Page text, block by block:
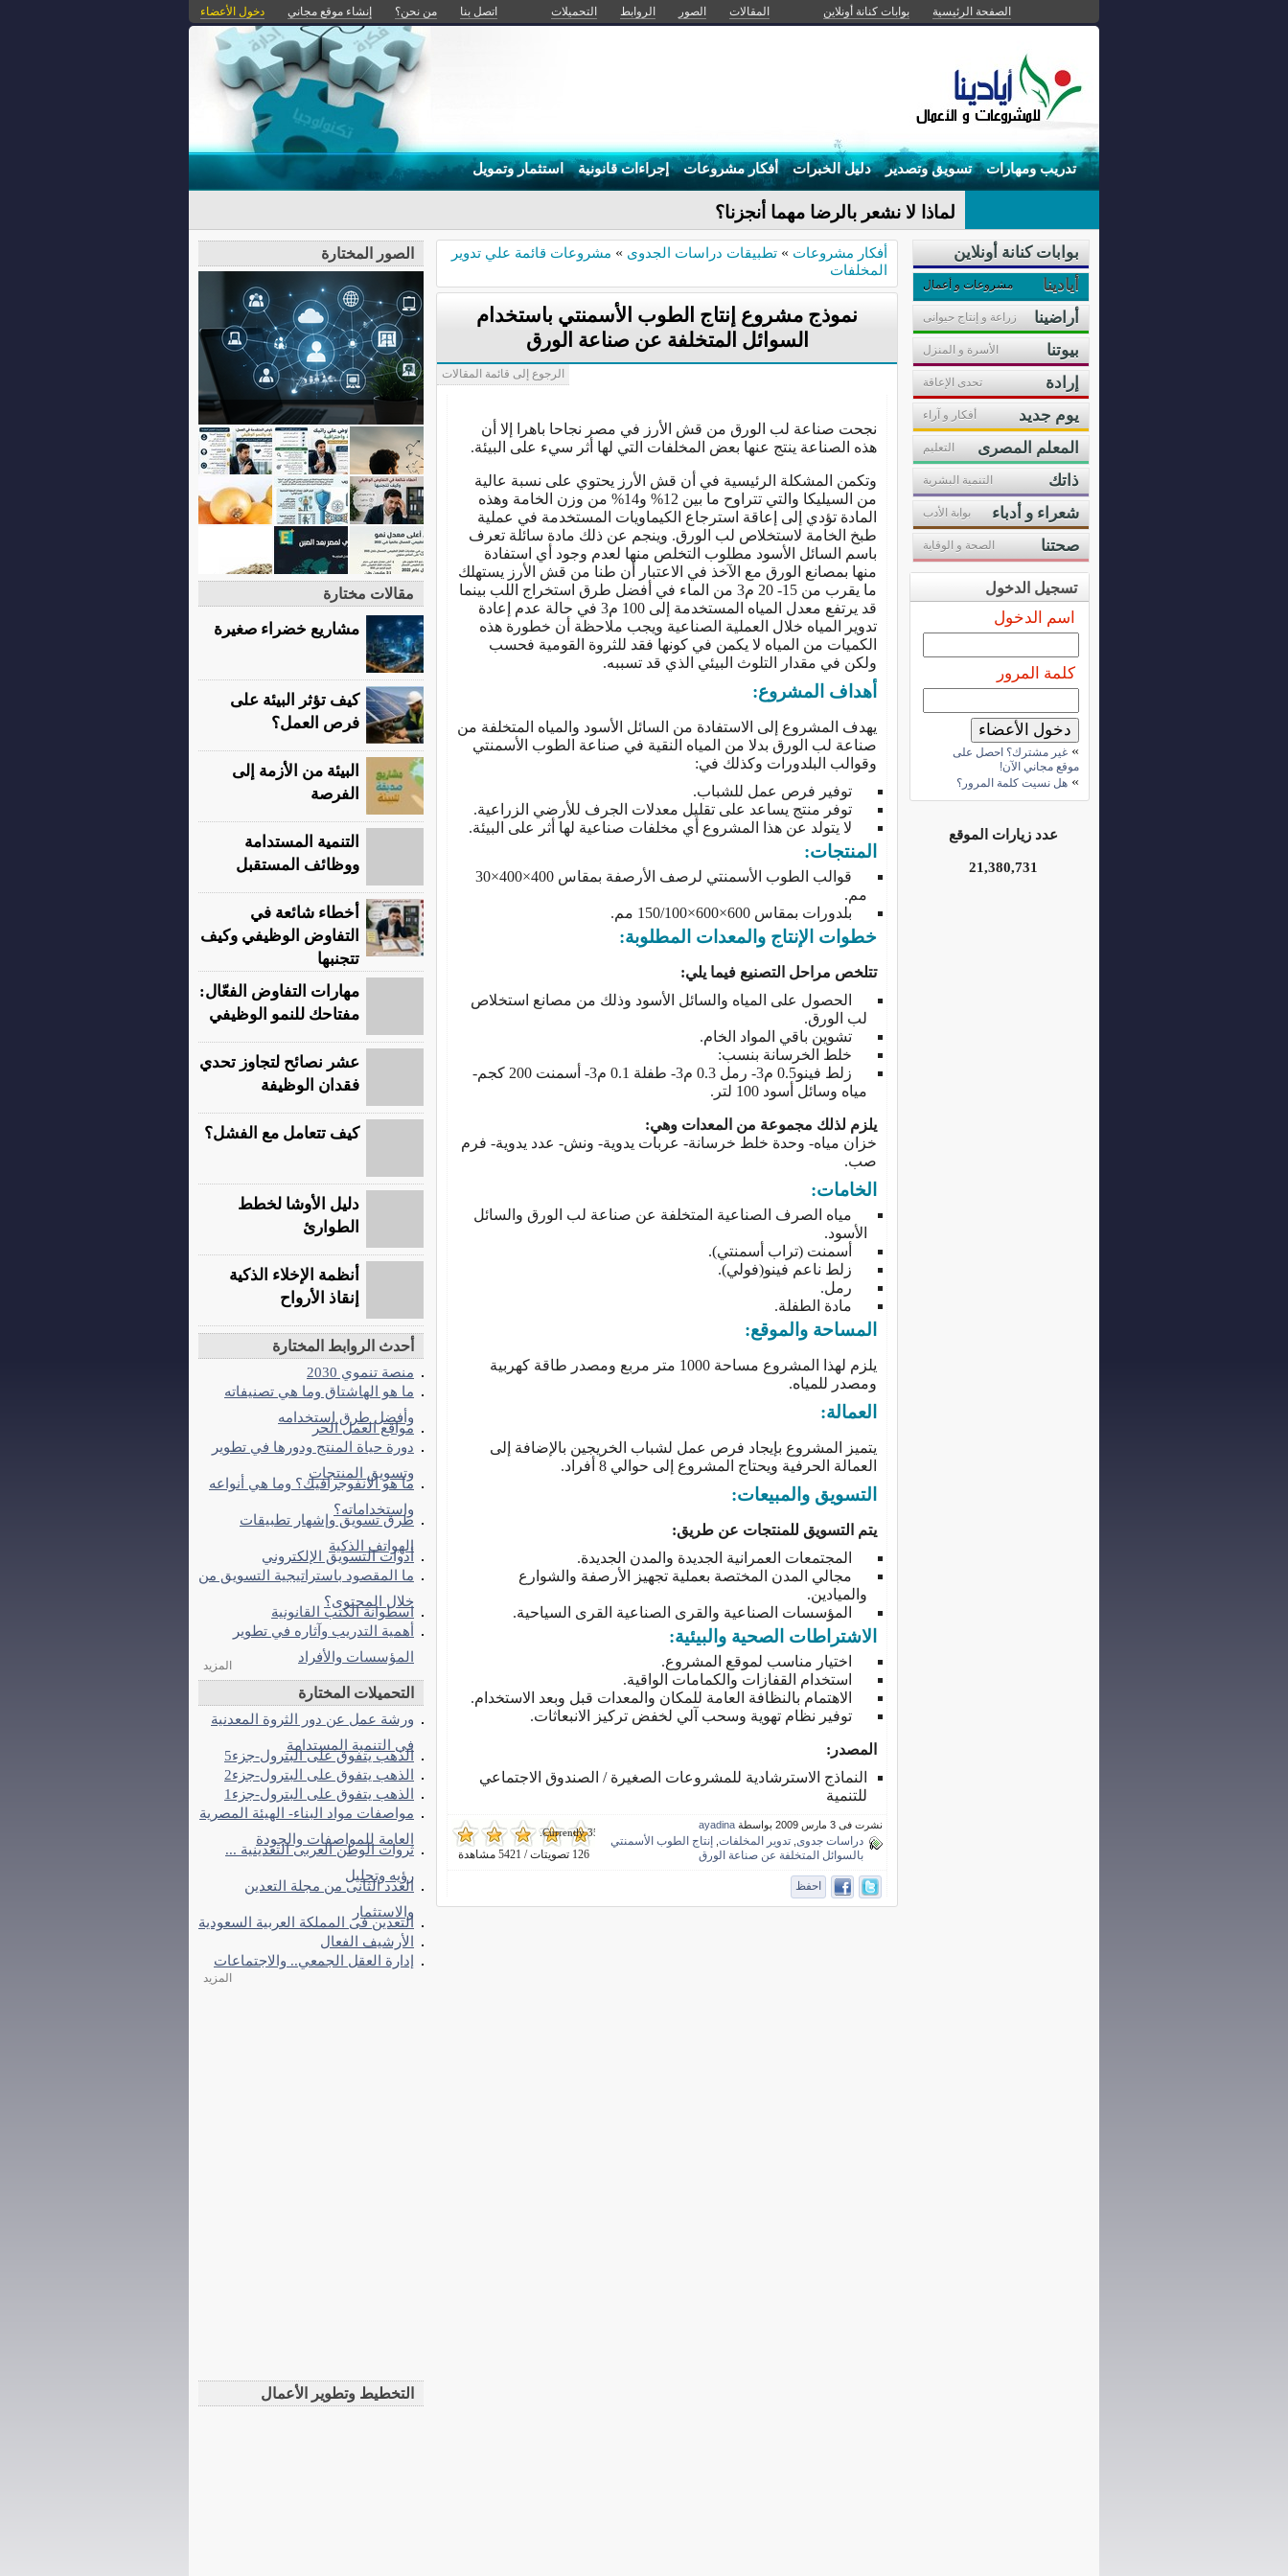
الصفحة الرئيسية بوابات كنانة أونلاين المقالات الصور الروابط التحميلات اتصل بنا من نحن؟ إنشاء موقع مجاني دخول الأعضاء
تدريب ومهارات تسويق وتصدير دليل الخبرات أفكار مشروعات إجراءات قانونية استثمار وتمويل
لماذا لا نشعر بالرضا مهما أنجزنا؟
أفكار مشروعات » تطبيقات دراسات الجدوى » مشروعات قائمة علي تدوير
المخلفات
نموذج مشروع إنتاج الطوب الأسمنتي باستخدام
السوائل المتخلفة عن صناعة الورق
الرجوع إلى قائمة المقالات
نجحت صناعة لب الورق من قش الأرز في مصر نجاحا باهرا إلا أن
هذه الصناعة ينتج عنها بعض المخلفات التي لها أثر سيء على البيئة.
وتكمن المشكلة الرئيسية في أن قش الأرز يحتوي على نسبة عالية
من السيليكا والتي تتراوح ما بين 12% و14% من وزن الخامة وهذه
المادة تؤدي إلى إعاقة استرجاع الكيماويات المستخدمة في عملية
طبخ الخامة لاستخلاص لب الورق. وينجم عن ذلك مادة سائلة تعرف
باسم السائل الأسود مطلوب التخلص منها لعدم وجود أي استفادة
منها بمصانع الورق مع الآخذ في الاعتبار أن طنا من قش الأرز يستهلك
ما يقرب من 15- 20 م3 من الماء في أفضل طرق استخراج اللب بينما
قد يرتفع معدل المياه المستخدمة إلى 100 م3 في حالة عدم إعادة
تدوير المياه خلال العملية الصناعية ويجب ملاحظة أن خطورة هذه
الكميات من المياه لا يكمن في كونها فقد للثروة القومية فحسب
ولكن في مقدار التلوث البيئي الذي قد تسببه.
أهداف المشروع:
يهدف المشروع إلى الاستفادة من السائل الأسود والمياه المتخلفة من
صناعة لب الورق بدلا من المياه النقية في صناعة الطوب الأسمنتي
وقوالب البلدورات وكذلك في:
توفير فرص عمل للشباب.
توفر منتج يساعد على تقليل معدلات الجرف للأرضي الزراعية.
لا يتولد عن هذا المشروع أي مخلفات صناعية لها أثر على البيئة.
المنتجات:
قوالب الطوب الأسمنتي لرصف الأرصفة بمقاس 400×400×30
مم.
بلدورات بمقاس 600×600×150/100 مم.
خطوات الإنتاج والمعدات المطلوبة:
تتلخص مراحل التصنيع فيما يلي:
الحصول على المياه والسائل الأسود وذلك من مصانع استخلاص
لب الورق.
تشوين باقي المواد الخام.
خلط الخرسانة بنسب:
زلط فينو0.5 م3- رمل 0.3 م3- طفلة 0.1 م3- أسمنت 200 كجم-
مياه وسائل أسود 100 لتر.
يلزم لذلك مجموعة من المعدات وهي:
خزان مياه- وحدة خلط خرسانة- عربات يدوية- ونش- عدد يدوية- فرم
صب.
الخامات:
مياه الصرف الصناعية المتخلفة عن صناعة لب الورق والسائل
الأسود.
أسمنت (تراب أسمنتي).
زلط ناعم فينو(فولي).
رمل.
مادة الطفلة.
المساحة والموقع:
يلزم لهذا المشروع مساحة 1000 متر مربع ومصدر طاقة كهربية
ومصدر للمياه.
العمالة:
يتميز المشروع بإيجاد فرص عمل لشباب الخريجين بالإضافة إلى
العمالة الحرفية ويحتاج المشروع إلى حوالي 8 أفراد.
التسويق والمبيعات:
يتم التسويق للمنتجات عن طريق:
المجتمعات العمرانية الجديدة والمدن الجديدة.
مجالي المدن المختصة بعملية تجهيز الأرصفة والشوارع
والميادين.
المؤسسات الصناعية والقرى الصناعية القرى السياحية.
الاشتراطات الصحية والبيئية:
اختيار مناسب لموقع المشروع.
استخدام القفازات والكمامات الواقية.
الاهتمام بالنظافة العامة للمكان والمعدات قبل وبعد الاستخدام.
توفير نظام تهوية وسحب آلي لخفض تركيز الانبعاثات.
المصدر:
النماذج الاسترشادية للمشروعات الصغيرة / الصندوق الاجتماعي
للتنمية
Currently 356/5 Stars.
126 تصويتات / 5421 مشاهدة
نشرت فى 3 مارس 2009 بواسطة ayadina
دراسات جدوى تدوير المخلفات
إنتاج الطوب الأسمنتي
بالسوائل المتخلفة عن صناعة الورق
احفظ
بوابات كنانة أونلاين
أيادينا
مشروعات و أعمال
أراضينا زراعة و إنتاج حيوانى
بيوتنا الأسرة و المنزل
إرادة تحدى الإعاقة
يوم جديد أفكار و آراء
المعلم المصرى التعليم
ذاتك التنمية البشرية
شعراء و أدباء بوابة الأدب
صحتنا الصحة و الوقاية
تسجيل الدخول
اسم الدخول
كلمة المرور
» غير مشترك؟ احصل على
موقع مجاني الآن!
» هل نسيت كلمة المرور؟
عدد زيارات الموقع
21,380,731
الصور المختارة
مقالات مختارة
مشاريع خضراء صغيرة
كيف تؤثر البيئة على
فرص العمل؟
البيئة من الأزمة إلى
الفرصة
التنمية المستدامة
ووظائف المستقبل
أخطاء شائعة في
التفاوض الوظيفي وكيف
تتجنبها
مهارات التفاوض الفعّال:
مفتاحك للنمو الوظيفي
عشر نصائح لتجاوز تحدي
فقدان الوظيفة
كيف تتعامل مع الفشل؟
دليل الأوشا لخطط
الطوارئ
أنظمة الإخلاء الذكية
إنقاذ الأرواح
أحدث الروابط المختارة
منصة تنموي 2030
ما هو الهاشتاق وما هي تصنيفاته
وأفضل طرق استخدامه
مواقع العمل الحر
دورة حياة المنتج ودورها في تطوير
وتسويق المنتجات
ما هو الانفوجرافيك؟ وما هي أنواعه
واستخداماته؟
طرق تسويق وإشهار تطبيقات
الهواتف الذكية
أدوات التسويق الإلكتروني
ما المقصود باستراتيجية التسويق من
خلال المحتوى؟
اسطوانة الكتب القانونية
أهمية التدريب وآثاره في تطوير
المؤسسات والأفراد
المزيد
التحميلات المختارة
ورشة عمل عن دور الثروة المعدنية
فى التنمية المستدامة
الذهب يتفوق على البترول-جزء5
الذهب يتفوق على البترول-جزء2
الذهب يتفوق على البترول-جزء1
مواصفات مواد البناء- الهيئة المصرية
العامة للمواصفات والجودة
ثروات الوطن العربى التعدينية ...
رؤيه وتحليل
العدد الثانى من مجلة التعدين
والاستثمار
التعدين فى المملكة العربية السعودية
الأرشيف الفعال
إدارة العقل الجمعي.. والاجتماعات
المزيد
التخطيط وتطوير الأعمال